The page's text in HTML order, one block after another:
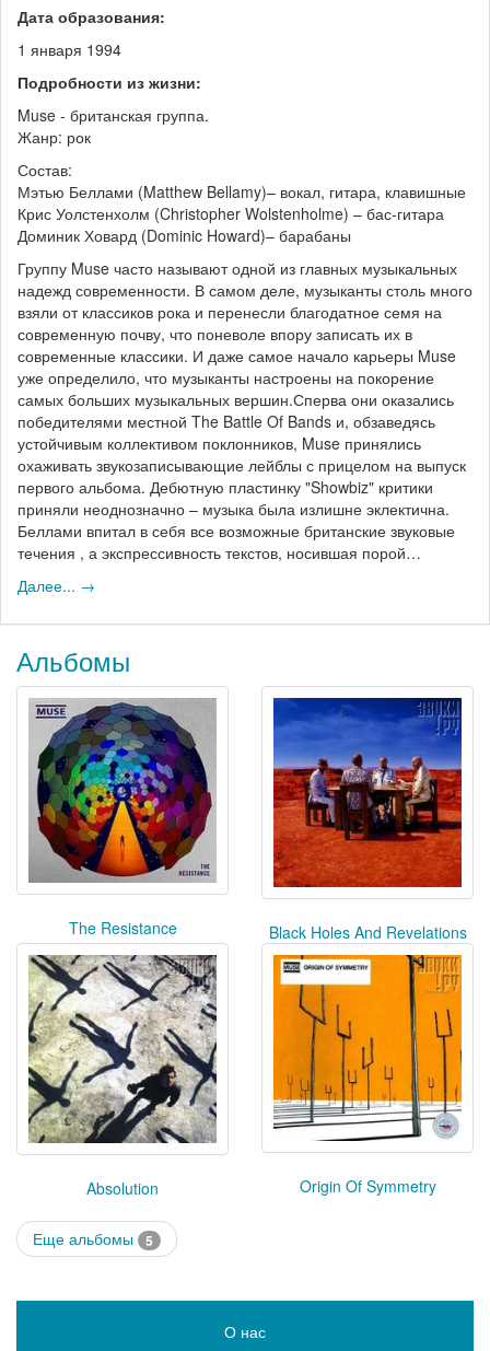
Дата образования:
1 января 1994
Подробности из жизни:
Muse - британская группа.
Жанр: рок
Состав:
Мэтью Беллами (Matthew Bellamy)– вокал, гитара, клавишные
Крис Уолстенхолм (Christopher Wolstenholme) – бас-гитара
Доминик Ховард (Dominic Howard)– барабаны
Группу Muse часто называют одной из главных музыкальных
надежд современности. В самом деле, музыканты столь много
взяли от классиков рока и перенесли благодатное семя на
современную почву, что поневоле впору записать их в
современные классики. И даже самое начало карьеры Muse
уже определило, что музыканты настроены на покорение
самых больших музыкальных вершин.Сперва они оказались
победителями местной The Battle Of Bands и, обзаведясь
устойчивым коллективом поклонников, Muse принялись
охаживать звукозаписывающие лейблы с прицелом на выпуск
первого альбома. Дебютную пластинку "Showbiz" критики
приняли неоднозначно – музыка была излишне эклектична.
Беллами впитал в себя все возможные британские звуковые
течения , а экспрессивность текстов, носившая порой…
Далее... →
Альбомы
The Resistance Black Holes And Revelations
Absolution Origin Of Symmetry
Еще альбомы 5
О нас